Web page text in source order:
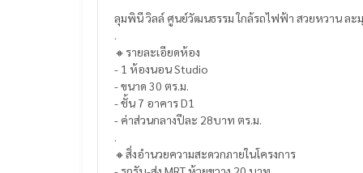
ลุมพินี วิลล์ ศูนย์วัฒนธรรม ใกล้รถไฟฟ้า สวยหวาน ละ
🔸รายละเอียดห้อง
- 1 ห้องนอน Studio
- ขนาด 30 ตร.ม.
- ชั้น 7 อาคาร D1
- ค่าส่วนกลางปีละ 28บาท ตร.ม.
🔸สิ่งอำนวยความสะดวกภายในโครงการ